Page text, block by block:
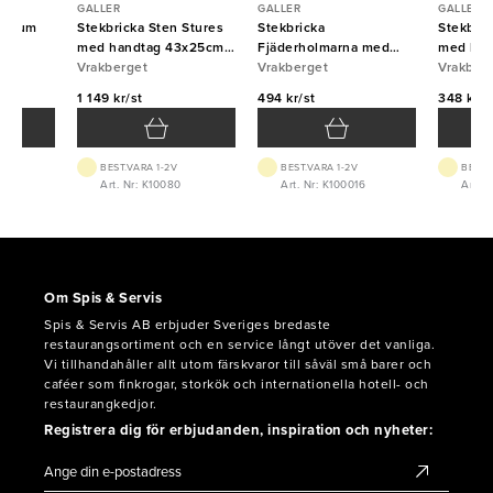
GALLER
Stekbricka Sten Stures
med handtag 43x25cm
5mm Vrakberget
Vrakberget
1 149 kr/st
BEST.VARA 1-2V
Art. Nr: K10080
GALLER
Stekbricka
Fjäderholmarna med
handtag 25x20cm 2mm
Vrakberget
494 kr/st
BEST.VARA 1-2V
Art. Nr: K100016
GALLER
med
1,2mm
348 kr/
Art.
Om Spis & Servis
Spis & Servis AB erbjuder Sveriges bredaste
restaurangsortiment och en service långt utöver det vanliga.
Vi tillhandahåller allt utom färskvaror till såväl små barer och
caféer som finkrogar, storkök och internationella hotell- och
restaurangkedjor.
Registrera dig för erbjudanden, inspiration och nyheter: